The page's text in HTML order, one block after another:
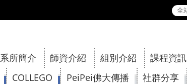
:::
系所簡介 師資介紹 組別介紹 課程資訊
COLLEGO PeiPei佛大傳播 社群分享